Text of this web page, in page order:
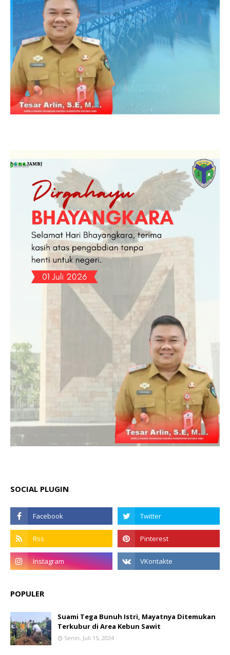
SOCIAL PLUGIN
POPULER
Suami Tega Bunuh Istri, Mayatnya Ditemukan
Terkubur di Area Kebun Sawit
Senin, Juli 15, 2024